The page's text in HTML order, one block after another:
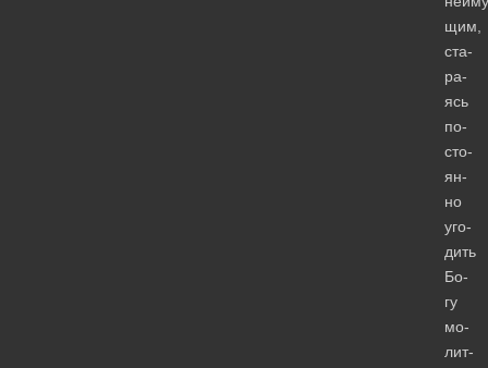
щим,
ста­
ра­
ясь
по­
сто­
ян­
но
уго­
дить
Бо­
гу
мо­
лит­